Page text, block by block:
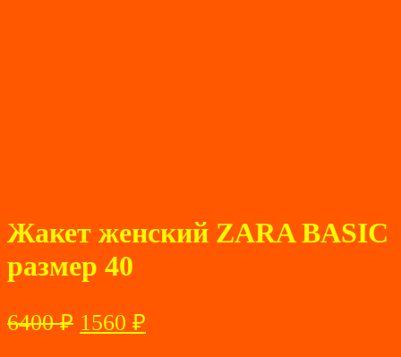
Жакет женский ZARA BASIC
размер 40
6400₽ Первоначальная
1560 ₽